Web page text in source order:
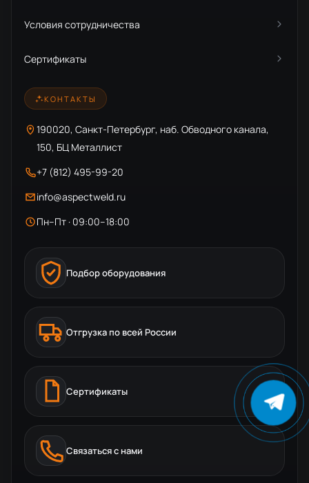
Условия сотрудничества
Сертификаты
КОНТАКТЫ
190020, Санкт-Петербург, наб. Обводного канала,
150, БЦ Металлист
+7 (812) 495-99-20
info@aspectweld.ru
Пн–Пт · 09:00–18:00
Подбор оборудования
Отгрузка по всей России
Сертификаты
Связаться с нами